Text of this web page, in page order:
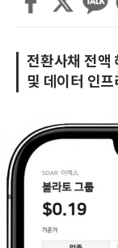
전환사채 전액
및 데이터 인